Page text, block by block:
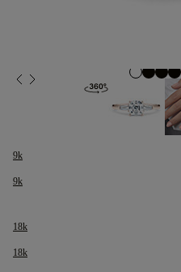
9k
9k
18k
18k